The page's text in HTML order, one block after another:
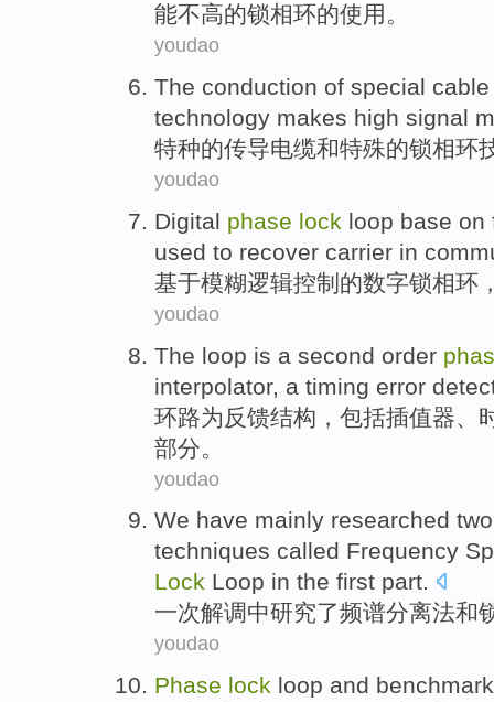
能不高的锁相环的使用。
youdao
The conduction of special cable
technology makes high signal
特种的传导电缆和特殊的锁相环
youdao
Digital phase lock loop base on
used to recover carrier in
基于模糊逻辑控制 的数字锁相环
youdao
The loop is a second order
interpolator, a timing error
环路为 反馈结构， 包括插值器、
部分。
youdao
We have mainly researched two
techniques called Frequency
Lock Loop in the first part.
一次解调中研究了频谱分离法和
youdao
Phase lock loop and benchmark